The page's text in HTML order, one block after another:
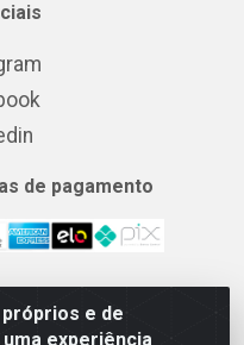
e de
experiência
de pagamento
ALIMENTOS E